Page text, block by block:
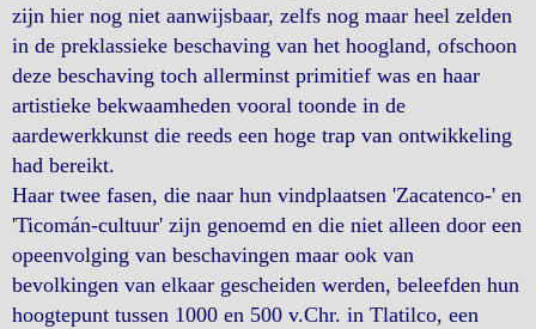
zijn hier nog niet aanwijsbaar, zelfs nog maar heel zelden
in de preklassieke beschaving van het hoogland, ofschoon
deze beschaving toch allerminst primitief was en haar
artistieke bekwaamheden vooral toonde in de
aardewerkkunst die reeds een hoge trap van ontwikkeling
had bereikt.
Haar twee fasen, die naar hun vindplaatsen 'Zacatenco-' en
'Ticomán-cultuur' zijn genoemd en die niet alleen door een
opeenvolging van beschavingen maar ook van
bevolkingen van elkaar gescheiden werden, beleefden hun
hoogtepunt tussen 1000 en 500 v.Chr. in Tlatilco, een